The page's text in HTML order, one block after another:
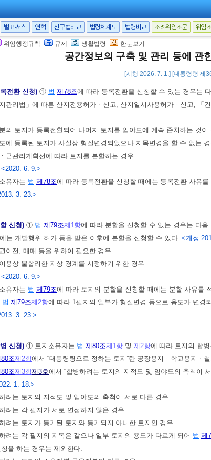
별표·서식 연혁 신구법비교 법령체계도 법령비교 조례위임조문 위임
위임행정규칙 규제 생활법령 한눈보기
공간정보의 구축 및 관리 등에 관
[시행 2026. 7. 1.] [대통령령 제
이동 신청 및 지적정리 등
토지소유자는 법 제77조 에 따라 신규등록을 신청할 때
전환 신청) ① 법 제78조에 따라 등록전환을 신청할 수 있는 경우는
관리법」에 따른 산지전용허가ㆍ신고, 산지일시사용허가ㆍ신고,
의 토지가 등록전환되어 나머지 토지를 임야도에 계속 존치하는 것이
에 등록된 토지가 사실상 형질변경되었으나 지목변경을 할 수 없는
군관리계획선에 따라 토지를 분할하는 경우
<2020. 6. 9.>
유자는 법 제78조에 따라 등록전환을 신청할 때에는 등록전환 사유를
3. 23.>
신청) ① 법 제79조제1항에 따라 분할을 신청할 수 있는 경우는 다
는 개발행위 허가 등을 받은 이후에 분할을 신청할 수 있다. <개정
이전, 매매 등을 위하여 필요한 경우
용상 불합리한 지상 경계를 시정하기 위한 경우
<2020. 6. 9.>
유자는 법 제79조에 따라 토지의 분할을 신청할 때에는 분할 사유를
법 제79조제2항에 따라 1필지의 일부가 형질변경 등으로 용도가 변경
3. 23.>
신청) ① 토지소유자는 법 제80조제1항 및 제2항에 따라 토지의 합
조제2항에서 “대통령령으로 정하는 토지”란 공장용지ㆍ학교용지ㆍ
조제3항제3호에서 “합병하려는 토지의 지적도 및 임야도의 축척이
1. 18.>
려는 토지의 지적도 및 임야도의 축척이 서로 다른 경우
려는 각 필지가 서로 연접하지 않은 경우
려는 토지가 등기된 토지와 등기되지 아니한 토지인 경우
려는 각 필지의 지목은 같으나 일부 토지의 용도가 다르게 되어 법 제
을 하는 경우는 제외한다.